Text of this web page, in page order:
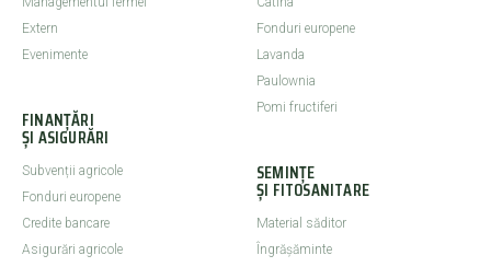
Extern
Evenimente
FINANȚĂRI
ȘI ASIGURĂRI
Subvenții agricole
Fonduri europene
Credite bancare
Asigurări agricole
Fonduri europene
Lavanda
Paulownia
Pomi fructiferi
SEMINȚE
ȘI FITOSANITARE
Material săditor
Îngrășăminte